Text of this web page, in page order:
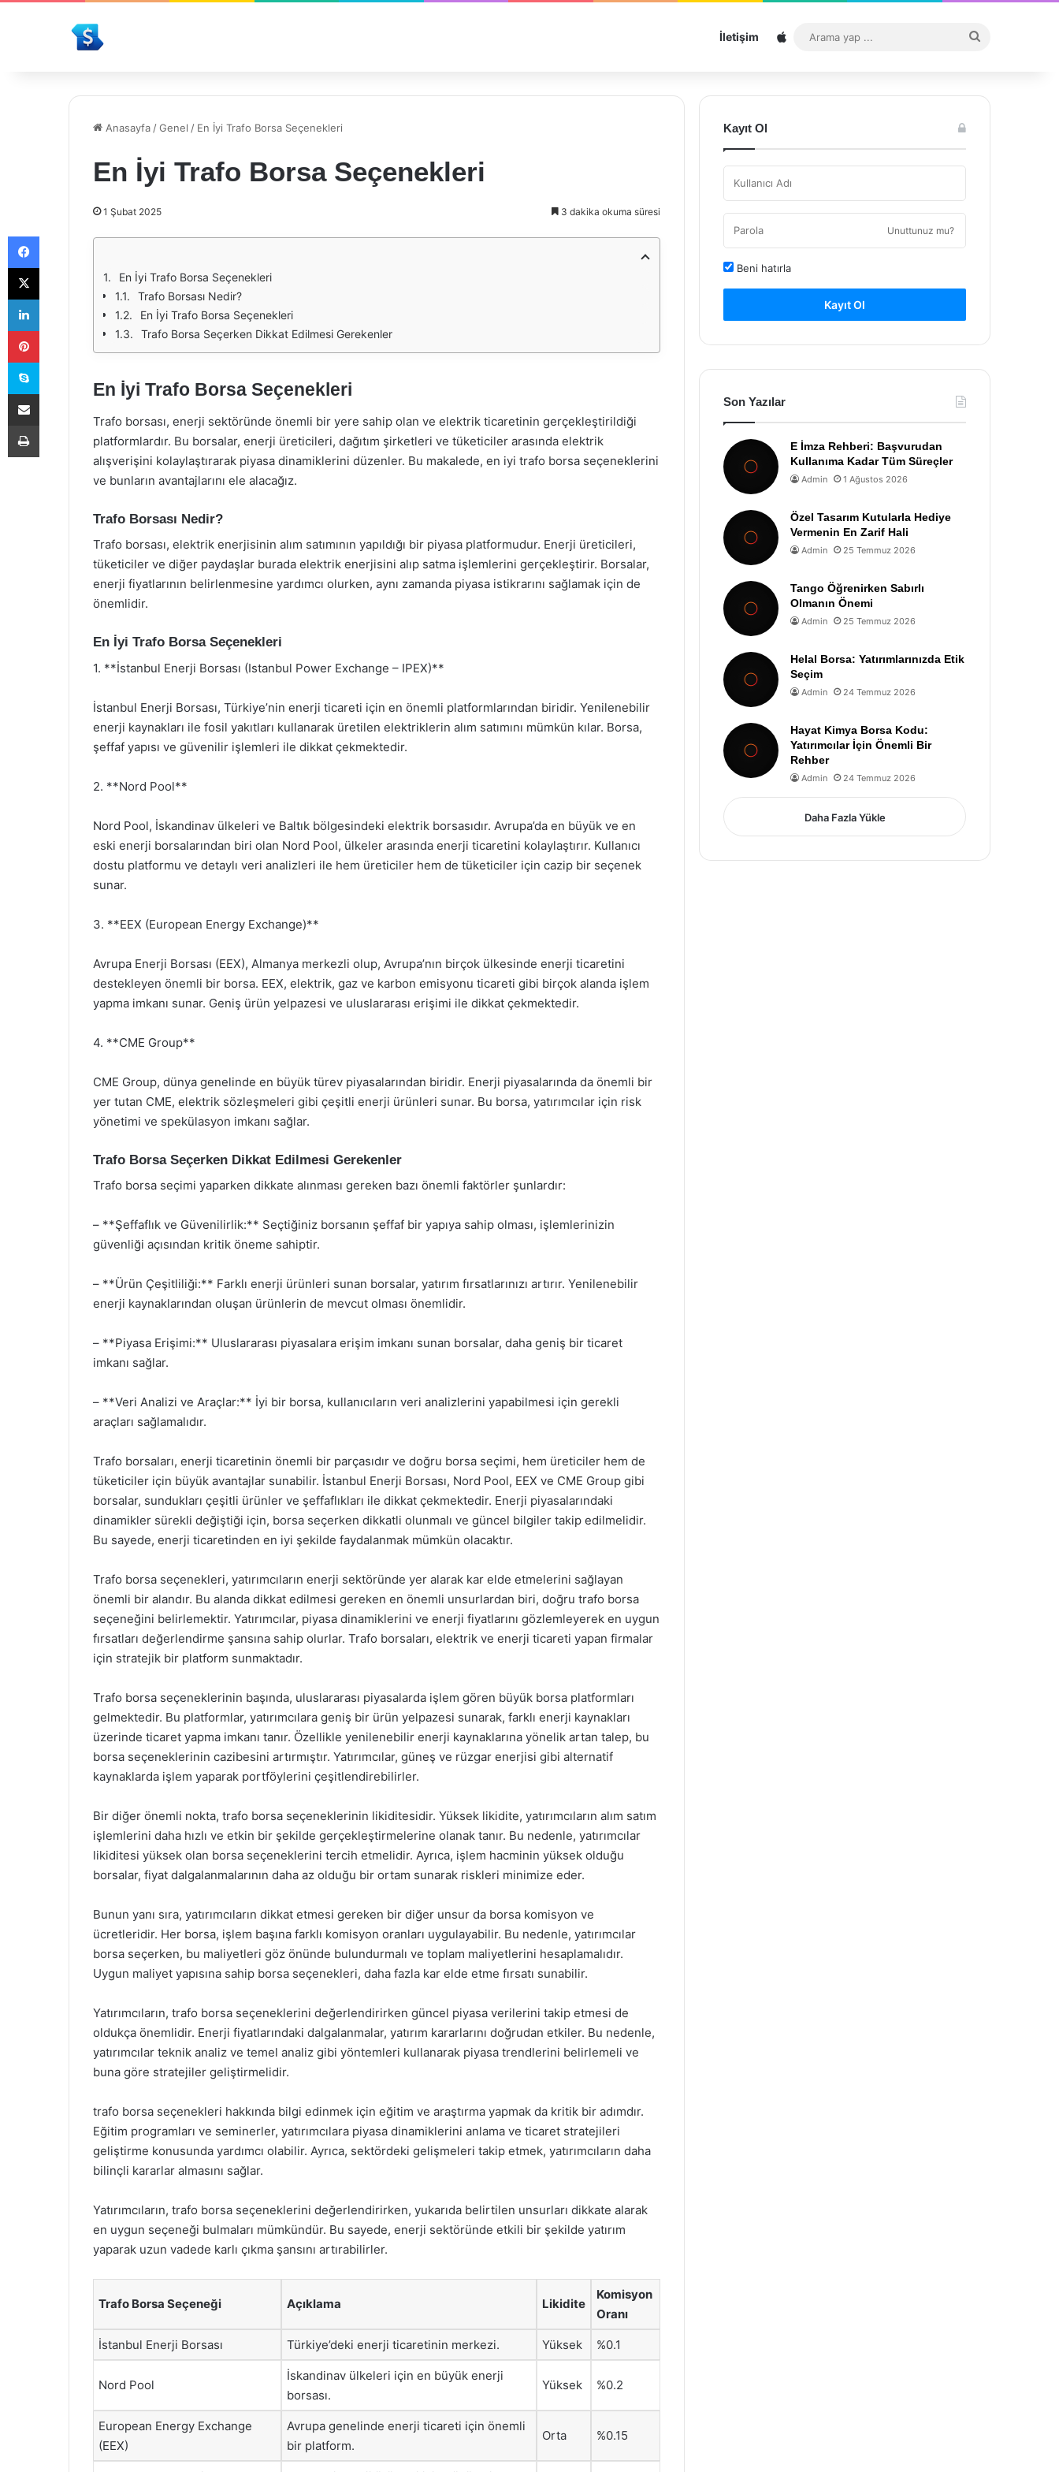
İletişim Sitemap
...
Anasayfa /Genel / En İyi Trafo Borsa Seçenekleri
En İyi Trafo Borsa Seçenekleri
1 Şubat 2025 3 dakika okuma süresi
En İyi Trafo Borsa Seçenekleri
Trafo Borsası Nedir?
En İyi Trafo Borsa Seçenekleri
Trafo Borsa Seçerken Dikkat Edilmesi Gerekenler
En İyi Trafo Borsa Seçenekleri
Trafo borsası, enerji sektöründe önemli bir yere sahip olan ve elektrik ticaretinin gerçekleştirildiği
platformlardır. Bu borsalar, enerji üreticileri, dağıtım şirketleri ve tüketiciler arasında elektrik
alışverişini kolaylaştırarak piyasa dinamiklerini düzenler. Bu makalede, en iyi trafo borsa seçeneklerini
ve bunların avantajlarını ele alacağız.
Trafo Borsası Nedir?
Trafo borsası, elektrik enerjisinin alım satımının yapıldığı bir piyasa platformudur. Enerji üreticileri,
tüketiciler ve diğer paydaşlar burada elektrik enerjisini alıp satma işlemlerini gerçekleştirir. Borsalar,
enerji fiyatlarının belirlenmesine yardımcı olurken, aynı zamanda piyasa istikrarını sağlamak için de
önemlidir.
En İyi Trafo Borsa Seçenekleri
1. **İstanbul Enerji Borsası (Istanbul Power Exchange – IPEX)**
İstanbul Enerji Borsası, Türkiye’nin enerji ticareti için en önemli platformlarından biridir. Yenilenebilir
enerji kaynakları ile fosil yakıtları kullanarak üretilen elektriklerin alım satımını mümkün kılar. Borsa,
şeffaf yapısı ve güvenilir işlemleri ile dikkat çekmektedir.
2. **Nord Pool**
Nord Pool, İskandinav ülkeleri ve Baltık bölgesindeki elektrik borsasıdır. Avrupa’da en büyük ve en
eski enerji borsalarından biri olan Nord Pool, ülkeler arasında enerji ticaretini kolaylaştırır. Kullanıcı
dostu platformu ve detaylı veri analizleri ile hem üreticiler hem de tüketiciler için cazip bir seçenek
sunar.
3. **EEX (European Energy Exchange)**
Avrupa Enerji Borsası (EEX), Almanya merkezli olup, Avrupa’nın birçok ülkesinde enerji ticaretini
destekleyen önemli bir borsa. EEX, elektrik, gaz ve karbon emisyonu ticareti gibi birçok alanda işlem
yapma imkanı sunar. Geniş ürün yelpazesi ve uluslararası erişimi ile dikkat çekmektedir.
4. **CME Group**
CME Group, dünya genelinde en büyük türev piyasalarından biridir. Enerji piyasalarında da önemli bir
yer tutan CME, elektrik sözleşmeleri gibi çeşitli enerji ürünleri sunar. Bu borsa, yatırımcılar için risk
yönetimi ve spekülasyon imkanı sağlar.
Trafo Borsa Seçerken Dikkat Edilmesi Gerekenler
Trafo borsa seçimi yaparken dikkate alınması gereken bazı önemli faktörler şunlardır:
– **Şeffaflık ve Güvenilirlik:** Seçtiğiniz borsanın şeffaf bir yapıya sahip olması, işlemlerinizin
güvenliği açısından kritik öneme sahiptir.
– **Ürün Çeşitliliği:** Farklı enerji ürünleri sunan borsalar, yatırım fırsatlarınızı artırır. Yenilenebilir
enerji kaynaklarından oluşan ürünlerin de mevcut olması önemlidir.
– **Piyasa Erişimi:** Uluslararası piyasalara erişim imkanı sunan borsalar, daha geniş bir ticaret
imkanı sağlar.
– **Veri Analizi ve Araçlar:** İyi bir borsa, kullanıcıların veri analizlerini yapabilmesi için gerekli
araçları sağlamalıdır.
Trafo borsaları, enerji ticaretinin önemli bir parçasıdır ve doğru borsa seçimi, hem üreticiler hem de
tüketiciler için büyük avantajlar sunabilir. İstanbul Enerji Borsası, Nord Pool, EEX ve CME Group gibi
borsalar, sundukları çeşitli ürünler ve şeffaflıkları ile dikkat çekmektedir. Enerji piyasalarındaki
dinamikler sürekli değiştiği için, borsa seçerken dikkatli olunmalı ve güncel bilgiler takip edilmelidir.
Bu sayede, enerji ticaretinden en iyi şekilde faydalanmak mümkün olacaktır.
Trafo borsa seçenekleri, yatırımcıların enerji sektöründe yer alarak kar elde etmelerini sağlayan
önemli bir alandır. Bu alanda dikkat edilmesi gereken en önemli unsurlardan biri, doğru trafo borsa
seçeneğini belirlemektir. Yatırımcılar, piyasa dinamiklerini ve enerji fiyatlarını gözlemleyerek en uygun
fırsatları değerlendirme şansına sahip olurlar. Trafo borsaları, elektrik ve enerji ticareti yapan firmalar
için stratejik bir platform sunmaktadır.
Trafo borsa seçeneklerinin başında, uluslararası piyasalarda işlem gören büyük borsa platformları
gelmektedir. Bu platformlar, yatırımcılara geniş bir ürün yelpazesi sunarak, farklı enerji kaynakları
üzerinde ticaret yapma imkanı tanır. Özellikle yenilenebilir enerji kaynaklarına yönelik artan talep, bu
borsa seçeneklerinin cazibesini artırmıştır. Yatırımcılar, güneş ve rüzgar enerjisi gibi alternatif
kaynaklarda işlem yaparak portföylerini çeşitlendirebilirler.
Bir diğer önemli nokta, trafo borsa seçeneklerinin likiditesidir. Yüksek likidite, yatırımcıların alım satım
işlemlerini daha hızlı ve etkin bir şekilde gerçekleştirmelerine olanak tanır. Bu nedenle, yatırımcılar
likiditesi yüksek olan borsa seçeneklerini tercih etmelidir. Ayrıca, işlem hacminin yüksek olduğu
borsalar, fiyat dalgalanmalarının daha az olduğu bir ortam sunarak riskleri minimize eder.
Bunun yanı sıra, yatırımcıların dikkat etmesi gereken bir diğer unsur da borsa komisyon ve
ücretleridir. Her borsa, işlem başına farklı komisyon oranları uygulayabilir. Bu nedenle, yatırımcılar
borsa seçerken, bu maliyetleri göz önünde bulundurmalı ve toplam maliyetlerini hesaplamalıdır.
Uygun maliyet yapısına sahip borsa seçenekleri, daha fazla kar elde etme fırsatı sunabilir.
Yatırımcıların, trafo borsa seçeneklerini değerlendirirken güncel piyasa verilerini takip etmesi de
oldukça önemlidir. Enerji fiyatlarındaki dalgalanmalar, yatırım kararlarını doğrudan etkiler. Bu nedenle,
yatırımcılar teknik analiz ve temel analiz gibi yöntemleri kullanarak piyasa trendlerini belirlemeli ve
buna göre stratejiler geliştirmelidir.
trafo borsa seçenekleri hakkında bilgi edinmek için eğitim ve araştırma yapmak da kritik bir adımdır.
Eğitim programları ve seminerler, yatırımcılara piyasa dinamiklerini anlama ve ticaret stratejileri
geliştirme konusunda yardımcı olabilir. Ayrıca, sektördeki gelişmeleri takip etmek, yatırımcıların daha
bilinçli kararlar almasını sağlar.
Yatırımcıların, trafo borsa seçeneklerini değerlendirirken, yukarıda belirtilen unsurları dikkate alarak
en uygun seçeneği bulmaları mümkündür. Bu sayede, enerji sektöründe etkili bir şekilde yatırım
yaparak uzun vadede karlı çıkma şansını artırabilirler.
Trafo Borsa Seçeneği Açıklama Likidite
Komisyon
Oranı
İstanbul Enerji Borsası Türkiye’deki enerji ticaretinin merkezi. Yüksek %0.1
Nord Pool
İskandinav ülkeleri için en büyük enerji
borsası.
Yüksek %0.2
European Energy Exchange
(EEX)
Avrupa genelinde enerji ticareti için önemli
bir platform.
Orta %0.15
Kayıt Ol
Unuttunuz mu?
Beni hatırla
Kayıt Ol
Son Yazılar
E İmza Rehberi: Başvurudan
Kullanıma Kadar Tüm Süreçler
Admin 1 Ağustos 2026
Özel Tasarım Kutularla Hediye
Vermenin En Zarif Hali
Admin 25 Temmuz 2026
Tango Öğrenirken Sabırlı
Olmanın Önemi
Admin 25 Temmuz 2026
Helal Borsa: Yatırımlarınızda Etik
Seçim
Admin 24 Temmuz 2026
Hayat Kimya Borsa Kodu:
Yatırımcılar İçin Önemli Bir
Rehber
Admin 24 Temmuz 2026
Daha Fazla Yükle
Facebook
X
LinkedIn
Pinterest
Skype
E-Posta ile paylaş